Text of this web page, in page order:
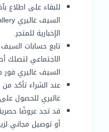
للبقاء على اطلاع
الإخبارية للمتجر.
تابع حسابات
الاجتماعي لتصلك
السيف غاليري فور
عند الشراء تأكد
غاليري للحصول
قد تجد عروضًا
أو توصيل مجاني